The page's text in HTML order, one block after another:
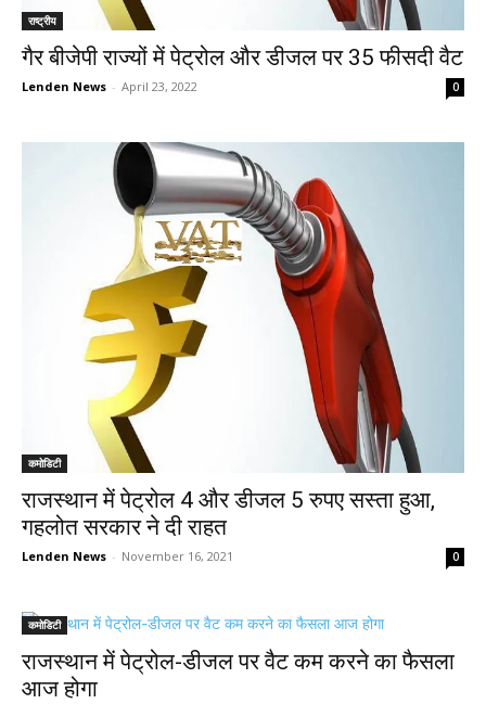
राष्ट्रीय
गैर बीजेपी राज्यों में पेट्रोल और डीजल पर 35 फीसदी वैट
Lenden News - April 23, 2022 0
कमोडिटी
राजस्थान में पेट्रोल 4 और डीजल 5 रुपए सस्ता हुआ,
गहलोत सरकार ने दी राहत
Lenden News - November 16, 2021 0
कमोडिटी
राजस्थान में पेट्रोल-डीजल पर वैट कम करने का फैसला
आज होगा